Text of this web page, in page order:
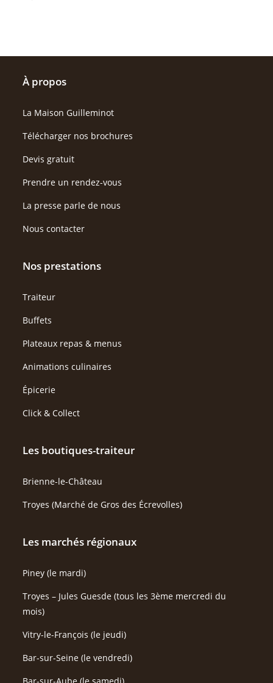
À propos
La Maison Guilleminot
Télécharger nos brochures
Devis gratuit
Prendre un rendez-vous
La presse parle de nous
Nous contacter
Nos prestations
Traiteur
Buffets
Plateaux repas & menus
Animations culinaires
Épicerie
Click & Collect
Les boutiques-traiteur
Brienne-le-Château
Troyes (Marché de Gros des Écrevolles)
Les marchés régionaux
Piney (le mardi)
Troyes – Jules Guesde (tous les 3ème mercredi du
mois)
Vitry-le-François (le jeudi)
Bar-sur-Seine (le vendredi)